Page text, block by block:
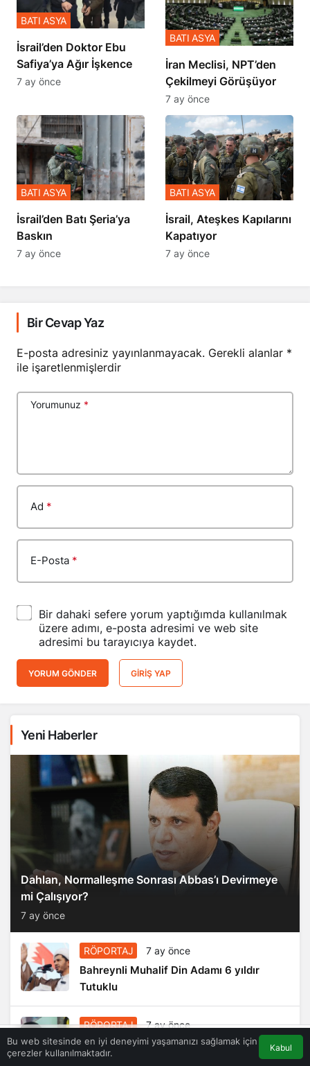
İsrail’den Doktor Ebu
Safiya’ya Ağır İşkence
BATI ASYA
7 ay önce
İran Meclisi, NPT’den
Çekilmeyi Görüşüyor
BATI ASYA
7 ay önce
​​​​​​​İsrail’den Batı Şeria’ya
Baskın
BATI ASYA
7 ay önce
İsrail, Ateşkes Kapılarını
Kapatıyor
BATI ASYA
7 ay önce
Bir Cevap Yaz
E-posta adresiniz yayınlanmayacak. Gerekli alanlar *
ile işaretlenmişlerdir
Yorumunuz *
Ad *
E-Posta *
Bir dahaki sefere yorum yaptığımda kullanılmak
üzere adımı, e-posta adresimi ve web site
adresimi bu tarayıcıya kaydet.
YORUM GÖNDER GIRIŞ YAP
Yeni Haberler
Dahlan, Normalleşme Sonrası Abbas’ı Devirmeye
mi Çalışıyor?
7 ay önce
RÖPORTAJ 7 ay önce
Bahreynli Muhalif Din Adamı 6 yıldır
Tutuklu
RÖPORTAJ 7 ay önce
Süleymani’nin Kanı Direnişin
Damarlarında Akıyor
Bu web sitesinde en iyi deneyimi yaşamanızı sağlamak için
çerezler kullanılmaktadır.
Kabul
Anasayfa Akış Trafik